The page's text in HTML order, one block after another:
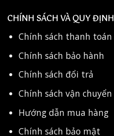
CHÍNH SÁCH VÀ QUY ĐỊNH
Chính sách thanh toán
Chính sách bảo hành
Chính sách đổi trả
Chính sách vận chuyển
Hướng dẫn mua hàng
Chính sách bảo mật